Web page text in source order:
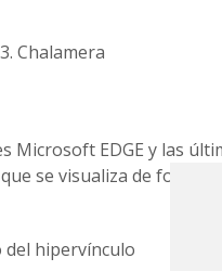
Chalamera
EDGE y las
se visualiza de forma
del hipervínculo